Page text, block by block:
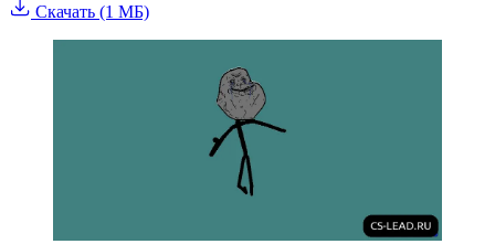
Скачать (1 МБ)